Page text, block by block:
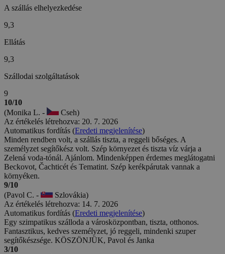
A szállás elhelyezkedése
9,3
Ellátás
9,3
Szállodai szolgáltatások
9
10/10
(Monika L. -
Cseh)
Az értékelés létrehozva: 20. 7. 2026
Automatikus fordítás (Eredeti megjelenítése)
Minden rendben volt, a szállás tiszta, a reggeli bőséges. A
személyzet segítőkész volt. Szép környezet és tiszta víz várja a
Zelená voda-tónál. Ajánlom. Mindenképpen érdemes meglátogatni
Beckovot, Čachticét és Tematint. Szép kerékpárutak vannak a
környéken.
9/10
(Pavol C. -
Szlovákia)
Az értékelés létrehozva: 14. 7. 2026
Automatikus fordítás (Eredeti megjelenítése)
Egy szimpatikus szálloda a városközpontban, tiszta, otthonos.
Fantasztikus, kedves személyzet, jó reggeli, mindenki szuper
segítőkészsége. KÖSZÖNJÜK, Pavol és Janka
3/10